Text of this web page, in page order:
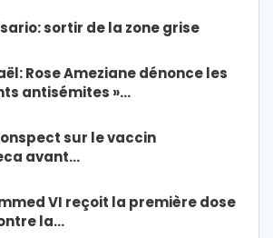
sortir de la zone grise
Rose Ameziane dénonce les
antisémites »…
sur le vaccin
avant…
VI reçoit la première dose
la…